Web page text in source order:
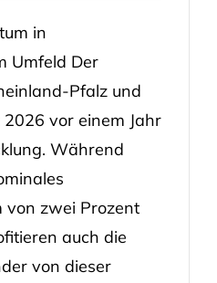
in
Umfeld Der
Pfalz und
vor einem Jahr
Während
von zwei Prozent
auch die
von dieser